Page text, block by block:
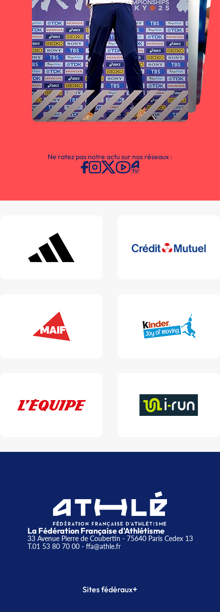
Ne ratez pas notre actu sur nos réseaux :
La Fédération Française d'Athlétisme
33 Avenue Pierre de Coubertin - 75640 Paris Cedex 13
T.01 53 80 70 00- ffa@athle.fr
Sites fédéraux+